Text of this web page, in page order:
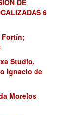
DE
6
Fortín;
Studio,
Ignacio de
Morelos